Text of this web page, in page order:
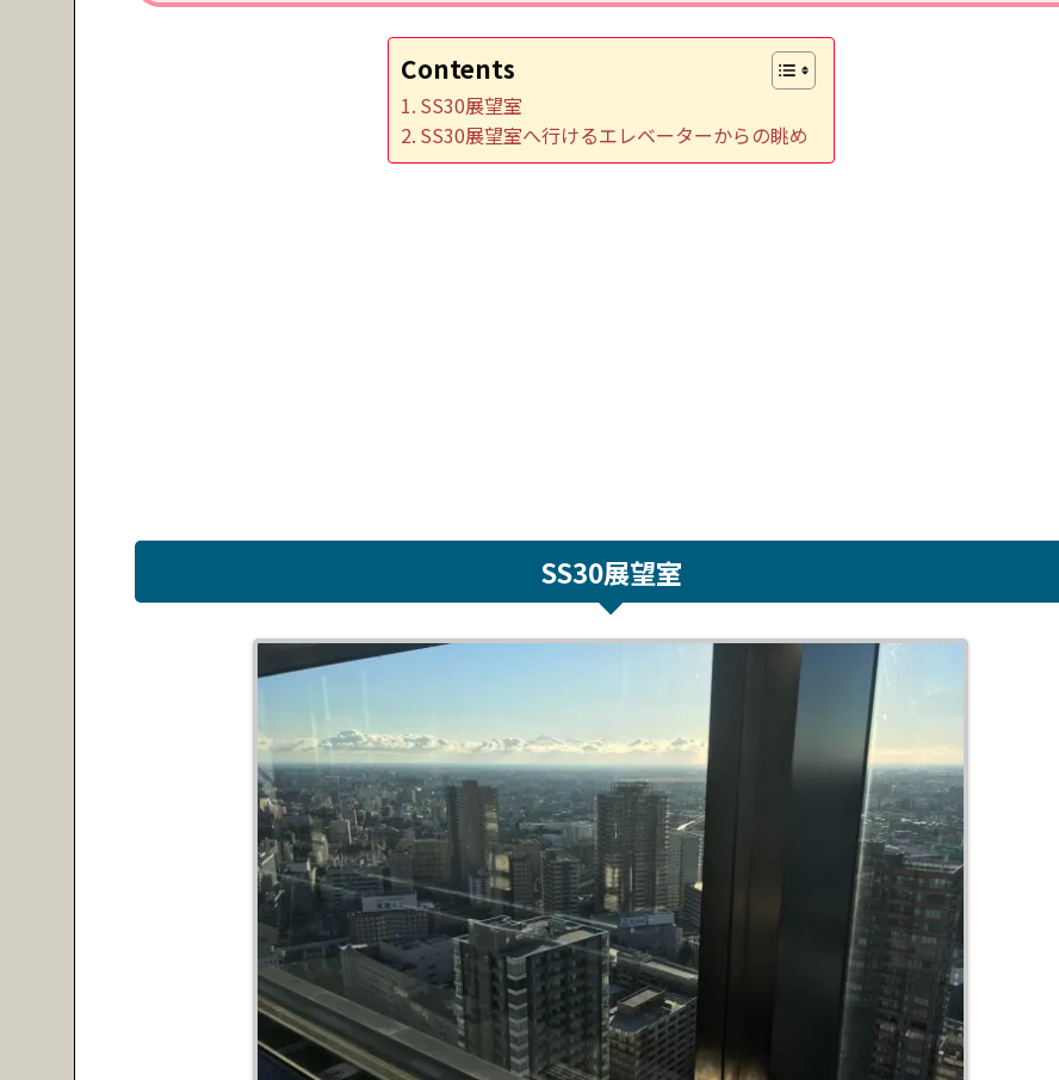
Contents
SS30展望室
SS30展望室へ行けるエレベーターからの眺め
SS30展望室